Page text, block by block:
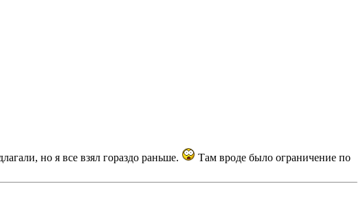
но я все взял гораздо раньше.
Там вроде было ограничение по